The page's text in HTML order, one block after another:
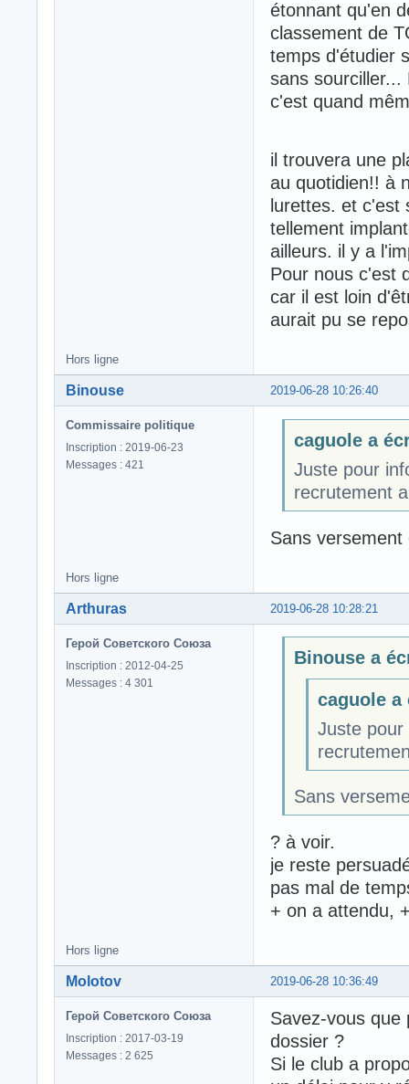
étonnant qu'en
classement de
temps d'étudier
sans
c'est quand
il trouvera une
au quotidien!! à
lurettes. et c'est
tellement
ailleurs. il y a
Pour nous c'est
car il est loin
aurait pu se
Hors ligne
2019-06-28 10:26:40
Binouse
Commissaire politique
Inscription : 2019-06-23
Messages : 421
caguole a
Juste pour
recrutement
Sans
Hors ligne
2019-06-28 10:28:21
Arthuras
Герой Советского Союза
Inscription : 2012-04-25
Messages : 4 301
Binouse a
caguole a
Juste pour
Sans
? à voir.
je reste
pas mal de
+ on a attendu,
Hors ligne
2019-06-28 10:36:49
Molotov
Герой Советского Союза
Inscription : 2017-03-19
Messages : 2 625
Savez-vous que
dossier ?
Si le club a